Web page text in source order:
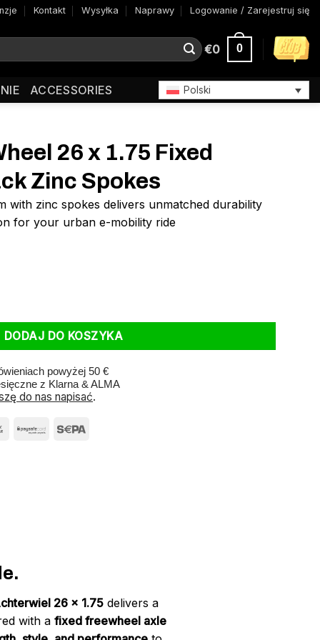
Kontakt Wysyłka Naprawy Logowanie / Zarejestruj się
€0 0
ACCESSORIES Polski
26 x 1.75 Fixed
Zinc Spokes
with zinc spokes delivers unmatched durability
for your urban e-mobility ride
DODAJ DO KOSZYKA
powyżej 50 €
z Klarna & ALMA
do nas napisać.
26 x 1.75 delivers a
with a fixed freewheel axle